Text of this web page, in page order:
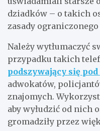
dziadków – o takich
zasady
Należy wytłumaczyć
przypadku takich
podszywający się
adwokatów,
znajomych.
aby wyłudzić od nich
gromadziły przez